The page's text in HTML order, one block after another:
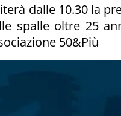
dalle 10.30 la
spalle oltre 25
50&Più